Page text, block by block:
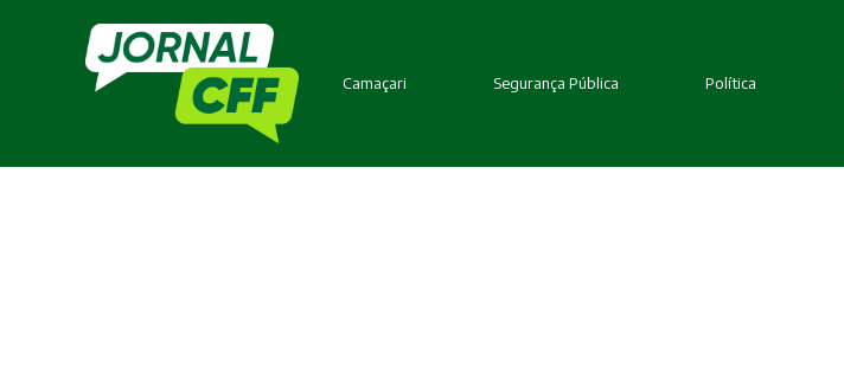
Camaçari Segurança Pública Política